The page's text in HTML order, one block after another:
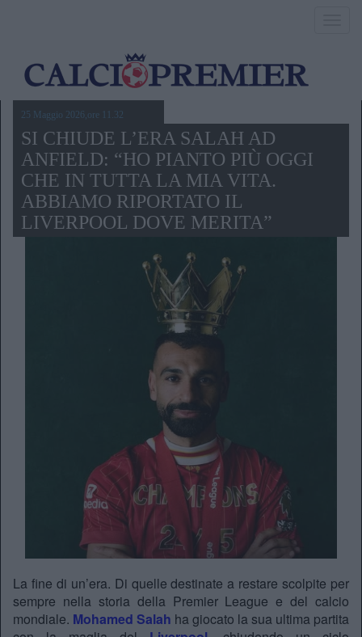
25 Maggio 2026,ore 11.32
SI CHIUDE L’ERA SALAH AD
ANFIELD: “HO PIANTO PIÙ OGGI
CHE IN TUTTA LA MIA VITA.
ABBIAMO RIPORTATO IL
LIVERPOOL DOVE MERITA”
La fine di un’era. Di quelle destinate a restare scolpite per
sempre nella storia della Premier League e del calcio
mondiale. Mohamed Salah ha giocato la sua ultima partita